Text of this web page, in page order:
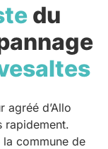
du
agréé d’Allo
rapidement.
commune de